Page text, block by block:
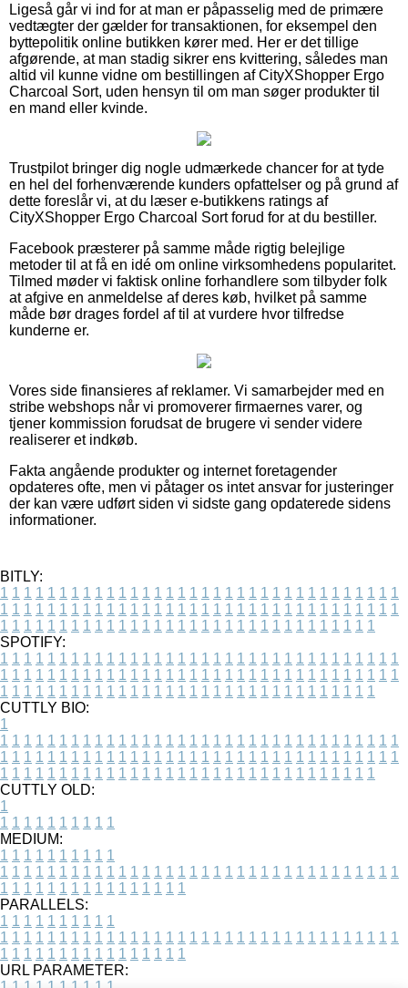
Ligeså går vi ind for at man er påpasselig med de primære
vedtægter der gælder for transaktionen, for eksempel den
byttepolitik online butikken kører med. Her er det tillige
afgørende, at man stadig sikrer ens kvittering, således man
altid vil kunne vidne om bestillingen af CityXShopper Ergo
Charcoal Sort, uden hensyn til om man søger produkter til
en mand eller kvinde.
Trustpilot bringer dig nogle udmærkede chancer for at tyde
en hel del forhenværende kunders opfattelser og på grund af
dette foreslår vi, at du læser e-butikkens ratings af
CityXShopper Ergo Charcoal Sort forud for at du bestiller.
Facebook præsterer på samme måde rigtig belejlige
metoder til at få en idé om online virksomhedens popularitet.
Tilmed møder vi faktisk online forhandlere som tilbyder folk
at afgive en anmeldelse af deres køb, hvilket på samme
måde bør drages fordel af til at vurdere hvor tilfredse
kunderne er.
Vores side finansieres af reklamer. Vi samarbejder med en
stribe webshops når vi promoverer firmaernes varer, og
tjener kommission forudsat de brugere vi sender videre
realiserer et indkøb.
Fakta angående produkter og internet foretagender
opdateres ofte, men vi påtager os intet ansvar for justeringer
der kan være udført siden vi sidste gang opdaterede sidens
informationer.
BITLY:
1 1 1 1 1 1 1 1 1 1 1 1 1 1 1 1 1 1 1 1 1 1 1 1 1 1 1 1 1 1 1 1 1 1
1 1 1 1 1 1 1 1 1 1 1 1 1 1 1 1 1 1 1 1 1 1 1 1 1 1 1 1 1 1 1 1 1 1
1 1 1 1 1 1 1 1 1 1 1 1 1 1 1 1 1 1 1 1 1 1 1 1 1 1 1 1 1 1 1 1
SPOTIFY:
1 1 1 1 1 1 1 1 1 1 1 1 1 1 1 1 1 1 1 1 1 1 1 1 1 1 1 1 1 1 1 1 1 1
1 1 1 1 1 1 1 1 1 1 1 1 1 1 1 1 1 1 1 1 1 1 1 1 1 1 1 1 1 1 1 1 1 1
1 1 1 1 1 1 1 1 1 1 1 1 1 1 1 1 1 1 1 1 1 1 1 1 1 1 1 1 1 1 1 1
CUTTLY BIO:
1
1 1 1 1 1 1 1 1 1 1 1 1 1 1 1 1 1 1 1 1 1 1 1 1 1 1 1 1 1 1 1 1 1 1
1 1 1 1 1 1 1 1 1 1 1 1 1 1 1 1 1 1 1 1 1 1 1 1 1 1 1 1 1 1 1 1 1 1
1 1 1 1 1 1 1 1 1 1 1 1 1 1 1 1 1 1 1 1 1 1 1 1 1 1 1 1 1 1 1 1
CUTTLY OLD:
1
1 1 1 1 1 1 1 1 1 1
MEDIUM:
1 1 1 1 1 1 1 1 1 1
1 1 1 1 1 1 1 1 1 1 1 1 1 1 1 1 1 1 1 1 1 1 1 1 1 1 1 1 1 1 1 1 1 1
1 1 1 1 1 1 1 1 1 1 1 1 1 1 1 1
PARALLELS:
1 1 1 1 1 1 1 1 1 1
1 1 1 1 1 1 1 1 1 1 1 1 1 1 1 1 1 1 1 1 1 1 1 1 1 1 1 1 1 1 1 1 1 1
1 1 1 1 1 1 1 1 1 1 1 1 1 1 1 1
URL PARAMETER: